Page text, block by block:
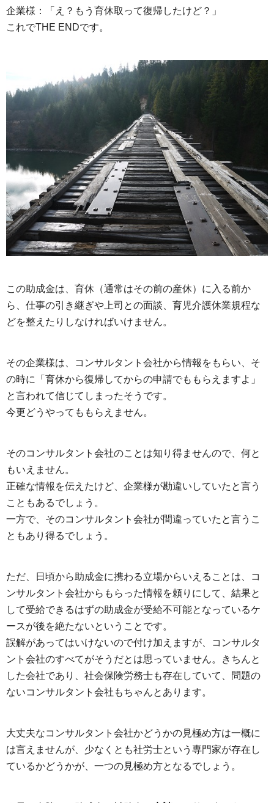
企業様：「え？もう育休取って復帰したけど？」
これでTHE ENDです。
この助成金は、育休（通常はその前の産休）に入る前か
ら、仕事の引き継ぎや上司との面談、育児介護休業規程な
どを整えたりしなければいけません。
その企業様は、コンサルタント会社から情報をもらい、そ
の時に「育休から復帰してからの申請でももらえますよ」
と言われて信じてしまったそうです。
今更どうやってももらえません。
そのコンサルタント会社のことは知り得ませんので、何と
もいえません。
正確な情報を伝えたけど、企業様が勘違いしていたと言う
こともあるでしょう。
一方で、そのコンサルタント会社が間違っていたと言うこ
ともあり得るでしょう。
ただ、日頃から助成金に携わる立場からいえることは、コ
ンサルタント会社からもらった情報を頼りにして、結果と
して受給できるはずの助成金が受給不可能となっているケ
ースが後を絶たないということです。
誤解があってはいけないので付け加えますが、コンサルタ
ント会社のすべてがそうだとは思っていません。きちんと
した会社であり、社会保険労務士も存在していて、問題の
ないコンサルタント会社もちゃんとあります。
大丈夫なコンサルタント会社かどうかの見極め方は一概に
は言えませんが、少なくとも社労士という専門家が存在し
ているかどうかが、一つの見極め方となるでしょう。